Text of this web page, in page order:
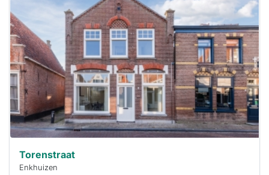
waarschijnlijk
al verhuurd
Om kans te
maken moet je
binnen 15
minuten
reageren.
Stekkies helpt
je hierbij!
Torenstraat
Enkhuizen